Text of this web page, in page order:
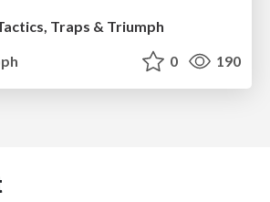
Traps & Triumph
0 190